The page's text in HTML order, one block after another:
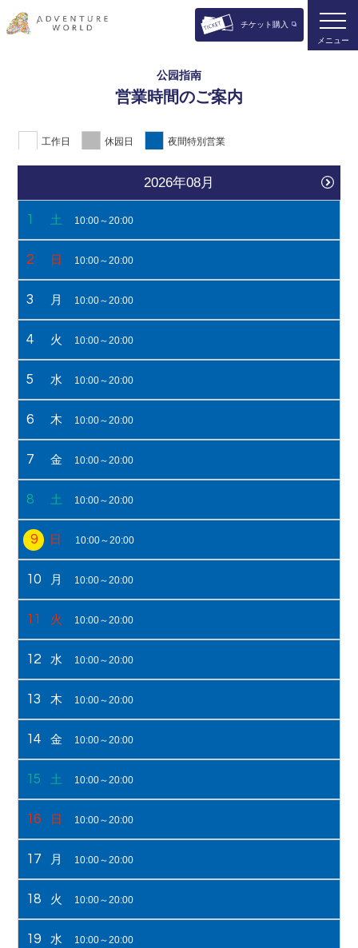
チケット購入
メニュー
公园指南
営業時間のご案内
工作日 休园日 夜間特別営業
2026年08月
1 土 10:00～20:00
2 日 10:00～20:00
3 月 10:00～20:00
4 火 10:00～20:00
5 水 10:00～20:00
6 木 10:00～20:00
7 金 10:00～20:00
8 土 10:00～20:00
9 日 10:00～20:00
10 月 10:00～20:00
11 火 10:00～20:00
12 水 10:00～20:00
13 木 10:00～20:00
14 金 10:00～20:00
15 土 10:00～20:00
16 日 10:00～20:00
17 月 10:00～20:00
18 火 10:00～20:00
19 水 10:00～20:00